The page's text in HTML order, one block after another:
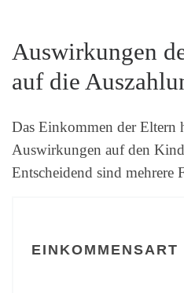
Auswirkungen
auf die
Das Einkommen der Eltern
Auswirkungen auf den
Entscheidend sind mehrere
EINKOMMENSART